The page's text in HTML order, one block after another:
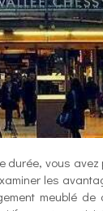
durée, vous
les
meublé